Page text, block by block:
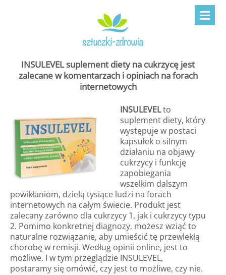
INSULEVEL suplement diety na cukrzycę jest
zalecane w komentarzach i opiniach na forach
internetowych
INSULEVELto
suplement diety, który
występuje w postaci
kapsułek o silnym
działaniu na objawy
cukrzycy i funkcję
zapobiegania
wszelkim dalszym
powikłaniom, dzielą tysiące ludzi na forach
internetowych na całym świecie. Produkt jest
zalecany zarówno dla cukrzycy 1, jak i cukrzycy typu
2. Pomimo konkretnej diagnozy, możesz wziąć to
naturalne rozwiązanie, aby umieścić tę przewlekłą
chorobę w remisji. Według opinii online, jest to
możliwe. I w tym przeglądzie INSULEVEL,
postaramy się omówić, czy jest to możliwe, czy nie.